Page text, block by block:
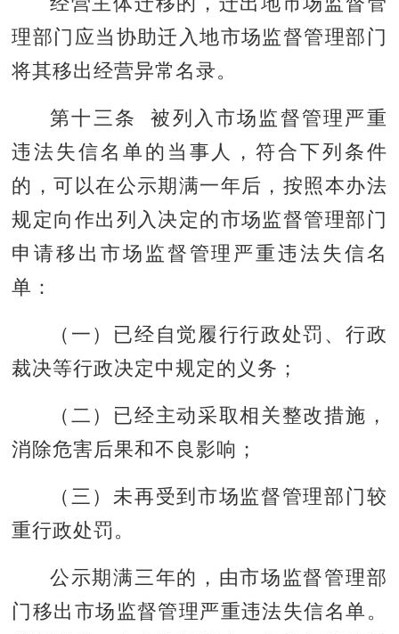
理部门应当协助迁入地市场监督管理部门
将其移出经营异常名录。
第十三条 被列入市场监督管理严重
违法失信名单的当事人，符合下列条件
的，可以在公示期满一年后，按照本办法
规定向作出列入决定的市场监督管理部门
申请移出市场监督管理严重违法失信名
单：
（一）已经自觉履行行政处罚、行政
裁决等行政决定中规定的义务；
（二）已经主动采取相关整改措施，
消除危害后果和不良影响；
（三）未再受到市场监督管理部门较
重行政处罚。
公示期满三年的，由市场监督管理部
门移出市场监督管理严重违法失信名单。